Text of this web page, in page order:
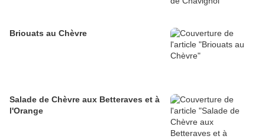
Briouats au Chèvre
Salade de Chèvre aux Betteraves et à
l'Orange